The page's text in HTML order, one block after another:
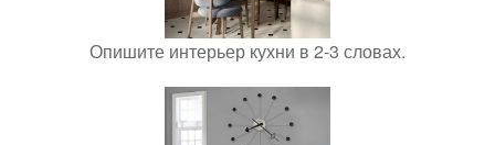
Опишите интерьер кухни в 2-3 словах.